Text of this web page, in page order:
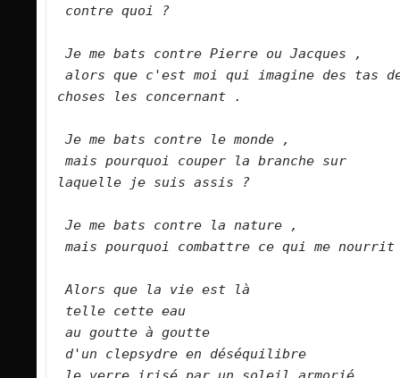
contre quoi ?
Je me bats contre Pierre ou Jacques ,
alors que c'est moi qui imagine des tas
choses les concernant .
Je me bats contre le monde ,
mais pourquoi couper la branche sur
laquelle je suis assis ?
Je me bats contre la nature ,
mais pourquoi combattre ce qui me
Alors que la vie est là
telle cette eau
au goutte à goutte
d'un clepsydre en déséquilibre